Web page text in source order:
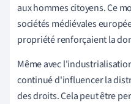
aux hommes citoyens. Ce
sociétés médiévales
propriété renforçaient la
Même avec
continué d'influencer la
des droits. Cela peut être